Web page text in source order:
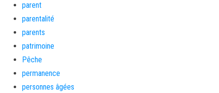
parent
parentalité
parents
patrimoine
Pêche
permanence
personnes âgées